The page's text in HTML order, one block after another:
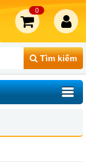
Tìm kiếm
0